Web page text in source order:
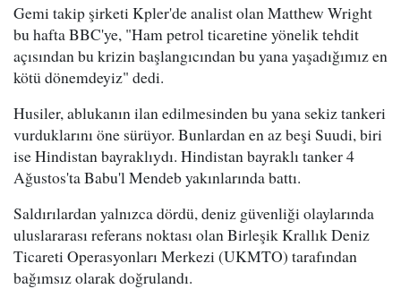
Gemi takip şirketi Kpler'de analist olan Matthew Wright
bu hafta BBC'ye, "Ham petrol ticaretine yönelik tehdit
açısından bu krizin başlangıcından bu yana yaşadığımız en
kötü dönemdeyiz" dedi.
Husiler, ablukanın ilan edilmesinden bu yana sekiz tankeri
vurduklarını öne sürüyor. Bunlardan en az beşi Suudi, biri
ise Hindistan bayraklıydı. Hindistan bayraklı tanker 4
Ağustos'ta Babu'l Mendeb yakınlarında battı.
Saldırılardan yalnızca dördü, deniz güvenliği olaylarında
uluslararası referans noktası olan Birleşik Krallık Deniz
Ticareti Operasyonları Merkezi (UKMTO) tarafından
bağımsız olarak doğrulandı.